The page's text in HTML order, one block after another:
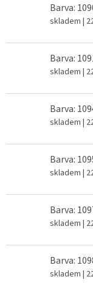
Barva:
skladem |
Barva:
skladem |
Barva:
skladem |
Barva:
skladem |
Barva:
skladem |
Barva:
skladem |